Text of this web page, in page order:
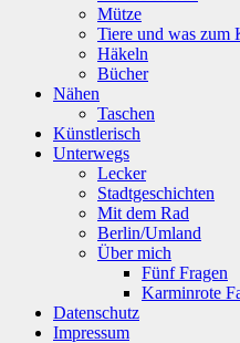
Mütze
Tiere und was zum
Häkeln
Bücher
Nähen
Taschen
Künstlerisch
Unterwegs
Lecker
Stadtgeschichten
Mit dem Rad
Berlin/Umland
Über mich
Fünf Fragen
Karminrote
Datenschutz
Impressum